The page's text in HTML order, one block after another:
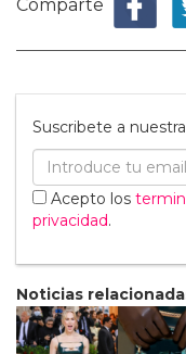
Comparte
Suscribete a
Acepto los
privacidad.
Noticias